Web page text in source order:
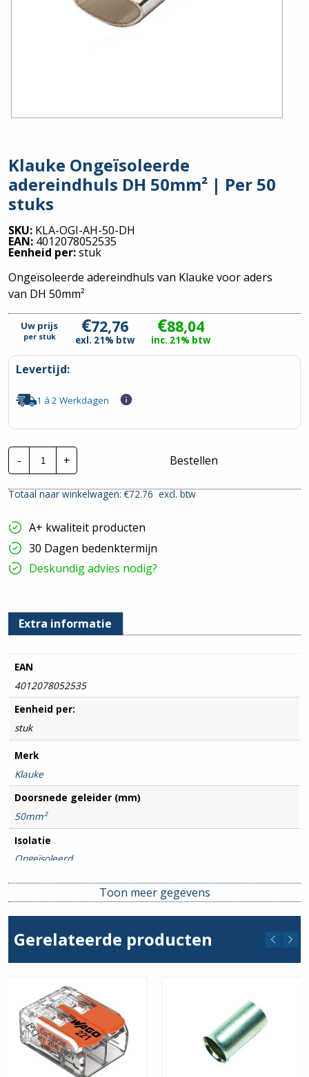
Klauke Ongeïsoleerde
adereindhuls DH 50mm² | Per 50
stuks
SKU: KLA-OGI-AH-50-DH
EAN: 4012078052535
Eenheid per:stuk
Ongeïsoleerde adereindhuls van Klauke voor aders
van DH 50mm²
Uw prijs
per stuk €72,76
exl. 21% btw
€88,04
inc. 21% btw
Levertijd:
1 á 2 Werkdagen
-
Klauke
Ongeïsoleerde
adereindhuls
50mm²
Per
50
stuks
hoeveelheid
+ Bestellen
Totaal naar winkelwagen: €72.76excl. btw
A+ kwaliteit producten
30 Dagen bedenktermijn
Deskundig advies nodig?
Extra informatie
EAN
4012078052535
Eenheid per:
stuk
Merk
Klauke
Doorsnede geleider (mm)
50mm²
Isolatie
Ongeïsoleerd
Toon meer gegevens
Gerelateerde producten